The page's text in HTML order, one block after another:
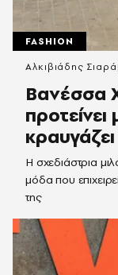
FASHION
Βανέσσα
Η σχεδιάστρια
μόδα που
της
Αλκιβιάδης